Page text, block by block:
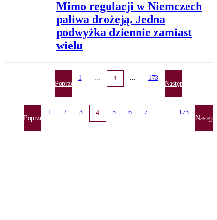
Mimo regulacji w Niemczech
paliwa drożeją. Jedna
podwyżka dziennie zamiast
wielu
Poprzednia
1 ... 4 ... 173
Następna
Poprzednia
1 2 3 4 5 6 7 ... 173